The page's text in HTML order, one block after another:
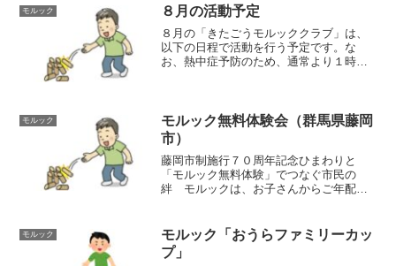
も参加ＯＫ！ 午後の「ミニ大会」で
は、平さんとの対戦...
モルック ８月の活動予定
８月の「きたごうモルッククラブ」は、
以下の日程で活動を行う予定です。な
お、熱中症予防のため、通常より１時間
会（事前申込不要、３０分程度で...
モルック
モルック無料体験会（群馬県藤岡
市）
藤岡市制施行７０周年記念ひまわりと
「モルック無料体験」でつなぐ市民の
絆 モルックは、お子さんからご年配の
んの花が咲く「集いの広場：根岸」で、
多くの方々にモルックの楽しさ...
モルック
モルック「おうらファミリーカッ
プ」